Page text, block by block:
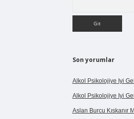
Son yorumlar
Alkol Psikolojiye Iyi
Alkol Psikolojiye Iyi
Aslan Burcu Kıskanır